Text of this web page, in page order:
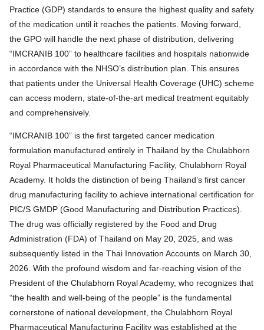
Practice (GDP) standards to ensure the highest quality and safety
of the medication until it reaches the patients. Moving forward,
the GPO will handle the next phase of distribution, delivering
“IMCRANIB 100” to healthcare facilities and hospitals nationwide
in accordance with the NHSO’s distribution plan. This ensures
that patients under the Universal Health Coverage (UHC) scheme
can access modern, state-of-the-art medical treatment equitably
and comprehensively.
“IMCRANIB 100” is the first targeted cancer medication
formulation manufactured entirely in Thailand by the Chulabhorn
Royal Pharmaceutical Manufacturing Facility, Chulabhorn Royal
Academy. It holds the distinction of being Thailand’s first cancer
drug manufacturing facility to achieve international certification for
PIC/S GMDP (Good Manufacturing and Distribution Practices).
The drug was officially registered by the Food and Drug
Administration (FDA) of Thailand on May 20, 2025, and was
subsequently listed in the Thai Innovation Accounts on March 30,
2026. With the profound wisdom and far-reaching vision of the
President of the Chulabhorn Royal Academy, who recognizes that
“the health and well-being of the people” is the fundamental
cornerstone of national development, the Chulabhorn Royal
Pharmaceutical Manufacturing Facility was established at the